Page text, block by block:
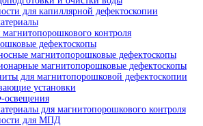
цифровой радиографии
рентгеновские аппараты
рентгеновские аппараты
аппараты постоянного
рентгеновские аппараты
устройства крепления
рентгеновских снимков
негатоскопы
рентгеновские